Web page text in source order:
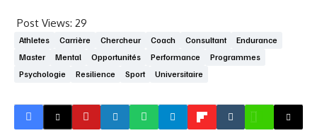
Post Views: 29
Athletes Carrière Chercheur Coach Consultant
Endurance
Master
Mental Opportunités Performance
Programmes
Psychologie
Resilience Sport Universitaire